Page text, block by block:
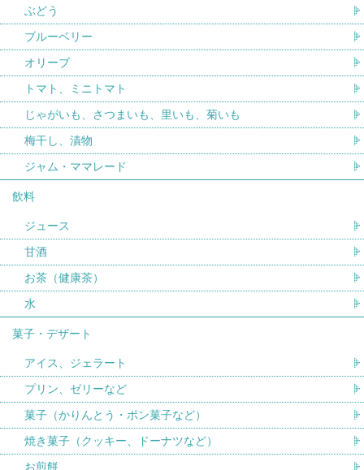
ぶどう
ブルーベリー
オリーブ
トマト、ミニトマト
じゃがいも、さつまいも、里いも、菊いも
梅干し、漬物
ジャム・ママレード
飲料
ジュース
甘酒
お茶（健康茶）
水
菓子・デザート
アイス、ジェラート
プリン、ゼリーなど
菓子（かりんとう・ポン菓子など）
焼き菓子（クッキー、ドーナツなど）
お煎餅